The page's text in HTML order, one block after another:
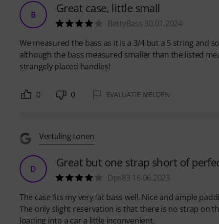
B Great case, little small
BettyBass 30.01.2024
We measured the bass as it is a 3/4 but a 5 string and
although the bass measured smaller than the listed
strangely placed handles!
0 0 EVALUATIE MELDEN
Vertaling tonen
D Great but one strap short of
Dps83 16.06.2023
The case fits my very fat bass well. Nice and ample
The only slight reservation is that there is no strap on
loading into a car a little inconvenient.